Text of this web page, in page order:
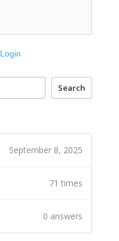
Login
Search
September 8, 2025
71 times
0 answers